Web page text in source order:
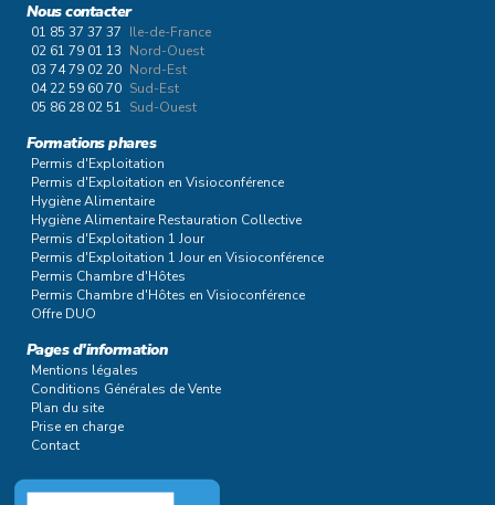
Nous contacter
01 85 37 37 37 Ile-de-France
02 61 79 01 13 Nord-Ouest
03 74 79 02 20 Nord-Est
04 22 59 60 70 Sud-Est
05 86 28 02 51 Sud-Ouest
Formations phares
Permis d'Exploitation
Permis d'Exploitation en Visioconférence
Hygiène Alimentaire
Hygiène Alimentaire Restauration Collective
Permis d'Exploitation 1 Jour
Permis d'Exploitation 1 Jour en Visioconférence
Permis Chambre d'Hôtes
Permis Chambre d'Hôtes en Visioconférence
Offre DUO
Pages d'information
Mentions légales
Conditions Générales de Vente
Plan du site
Prise en charge
Contact